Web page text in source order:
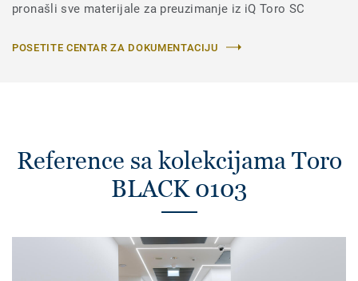
pronašli sve materijale za preuzimanje iz iQ Toro SC
POSETITE CENTAR ZA DOKUMENTACIJU
Reference sa kolekcijama Toro
BLACK 0103